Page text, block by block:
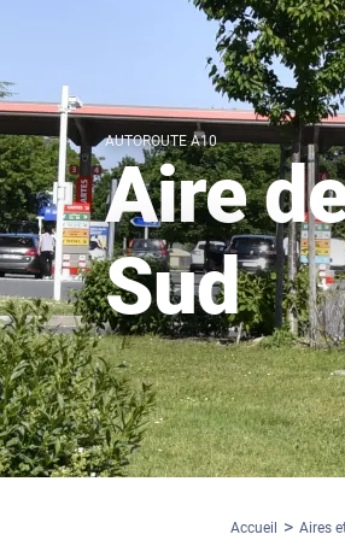
AUTOROUTE A10
Aire
Sud
Accueil Aires